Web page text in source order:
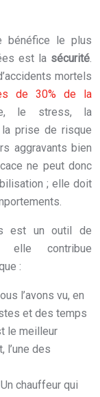
bénéfice le plus
est la sécurité.
mortels
de 30% de la
le stress, la
prise de risque
aggravants bien
ne peut donc
; elle doit
est un outil de
elle contribue
:
l’avons vu, en
et des temps
le meilleur
l’une des
Un chauffeur qui